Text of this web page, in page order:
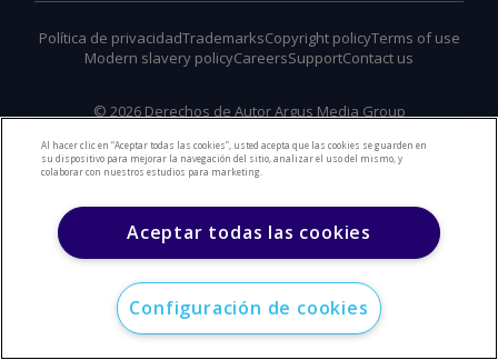
© 2026 Derechos de Autor Argus Media Group
Política de privacidadTrademarksCopyright policyTerms of use
Modern slavery policyCareersSupportContact us
Al hacer clic en “Aceptar todas las cookies”, usted acepta que las cookies se guarden en
su dispositivo para mejorar la navegación del sitio, analizar el uso del mismo, y
colaborar con nuestros estudios para marketing.
Aceptar todas las cookies
Configuración de cookies